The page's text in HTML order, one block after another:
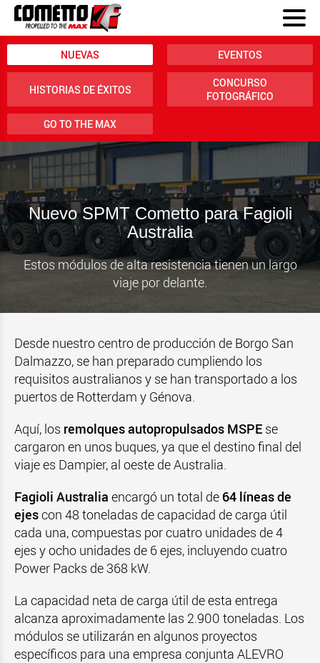
NUEVAS EVENTOS
HISTORIAS DE ÉXITOS
CONCURSO
FOTOGRÁFICO
GO TO THE MAX
Nuevo SPMT Cometto para Fagioli
Australia
Estos módulos de alta resistencia tienen un largo
viaje por delante.
Desde nuestro centro de producción de Borgo San
Dalmazzo, se han preparado cumpliendo los
requisitos australianos y se han transportado a los
puertos de Rotterdam y Génova.
Aquí, los remolques autopropulsados MSPE se
cargaron en unos buques, ya que el destino final del
viaje es Dampier, al oeste de Australia.
Fagioli Australia encargó un total de 64 líneas de
ejescon 48 toneladas de capacidad de carga útil
cada una, compuestas por cuatro unidades de 4
ejes y ocho unidades de 6 ejes, incluyendo cuatro
Power Packs de 368 kW.
La capacidad neta de carga útil de esta entrega
alcanza aproximadamente las 2.900 toneladas. Los
módulos se utilizarán en algunos proyectos
específicos para una empresa conjunta ALEVRO